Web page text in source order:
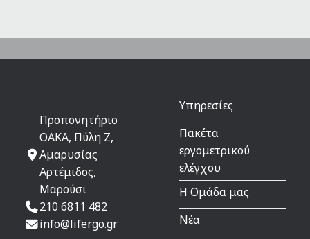
Προπονητήριο
ΟΑΚΑ, Πύλη Ζ,
Αμαρυσίας
Αρτέμιδος,
Μαρούσι
210 6811 482
info@lifergo.gr
Υπηρεσίες
Πακέτα
εργομετρικού
ελέγχου
Η Ομάδα μας
Νέα